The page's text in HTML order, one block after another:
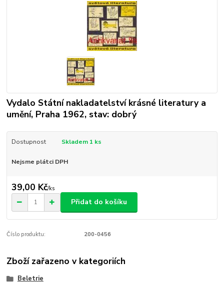
Vydalo Státní nakladatelství krásné literatury a
umění, Praha 1962, stav: dobrý
Dostupnost Skladem 1 ks
Nejsme plátci DPH
39,00 Kč/ks
Přidat do košíku
Číslo produktu: 200-0456
Zboží zařazeno v kategoriích
Beletrie